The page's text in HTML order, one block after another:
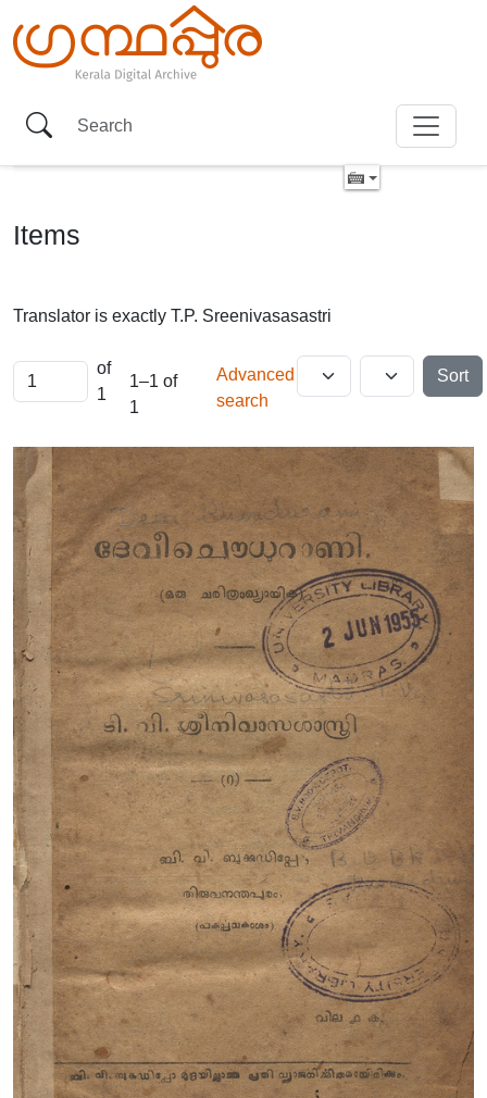
Items
Translator is exactly T.P. Sreenivasasastri
of
1
1–1 of
1
Advanced
search
Sort